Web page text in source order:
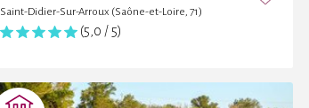
Saint-Didier-Sur-Arroux (Saône-et-Loire, 71)
(5,0 / 5)